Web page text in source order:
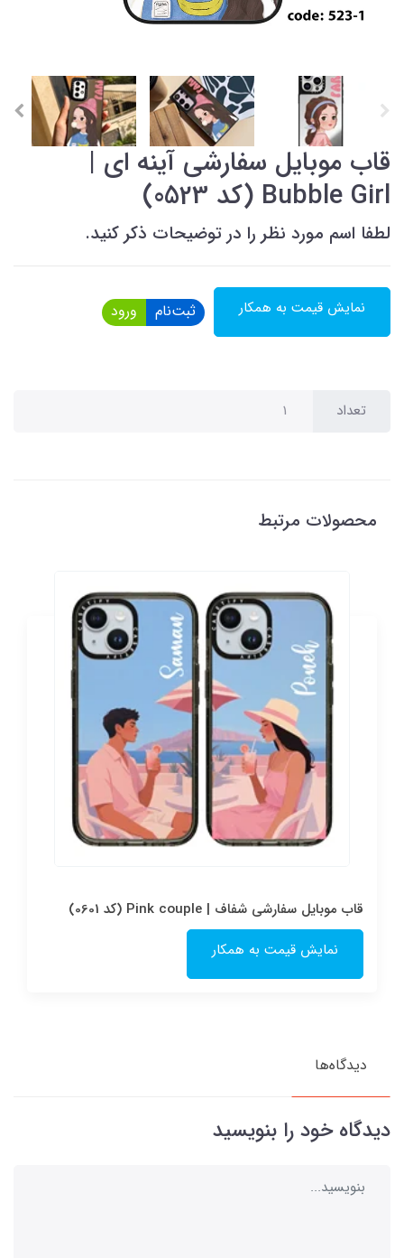
قاب موبایل سفارشی آینه ای |
Bubble Girl (کد 0523)
لطفا اسم مورد نظر را در توضیحات ذکر کنید.
نمایش قیمت به همکار ثبت‌نام ورود
تعداد
محصولات مرتبط
قاب موبایل سفارشی شفاف | Pink couple (کد 0601)
نمایش قیمت به همکار
دیدگاه‌ها
دیدگاه خود را بنویسید